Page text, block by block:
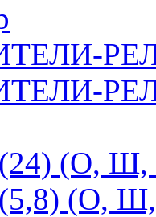
(О,
(О,